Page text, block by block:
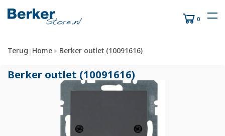
0
Terug | Home Berker outlet (10091616)
Berker outlet (10091616)